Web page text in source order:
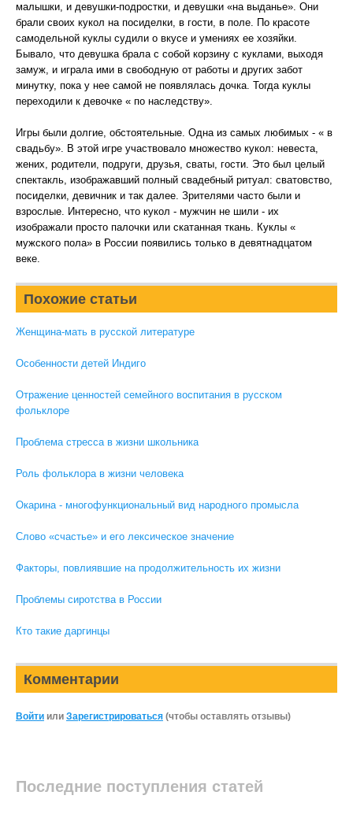
малышки, и девушки-подростки, и девушки «на выданье». Они
брали своих кукол на посиделки, в гости, в поле. По красоте
самодельной куклы судили о вкусе и умениях ее хозяйки.
Бывало, что девушка брала с собой корзину с куклами, выходя
замуж, и играла ими в свободную от работы и других забот
минутку, пока у нее самой не появлялась дочка. Тогда куклы
переходили к девочке « по наследству».
Игры были долгие, обстоятельные. Одна из самых любимых - « в
свадьбу». В этой игре участвовало множество кукол: невеста,
жених, родители, подруги, друзья, сваты, гости. Это был целый
спектакль, изображавший полный свадебный ритуал: сватовство,
посиделки, девичник и так далее. Зрителями часто были и
взрослые. Интересно, что кукол - мужчин не шили - их
изображали просто палочки или скатанная ткань. Куклы «
мужского пола» в России появились только в девятнадцатом
веке.
Похожие статьи
Женщина-мать в русской литературе
Особенности детей Индиго
Отражение ценностей семейного воспитания в русском
фольклоре
Проблема стресса в жизни школьника
Роль фольклора в жизни человека
Окарина - многофункциональный вид народного промысла
Слово «счастье» и его лексическое значение
Факторы, повлиявшие на продолжительность их жизни
Проблемы сиротства в России
Кто такие даргинцы
Комментарии
Войти или Зарегистрироваться (чтобы оставлять отзывы)
Последние поступления статей